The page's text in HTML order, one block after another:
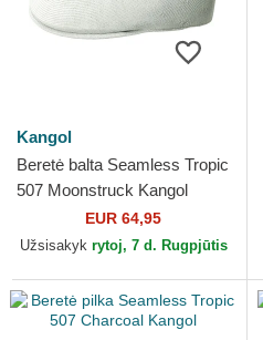
Kangol
Beretė balta Seamless Tropic
507 Moonstruck Kangol
EUR 64,95
Užsisakyk rytoj, 7 d. Rugpjūtis